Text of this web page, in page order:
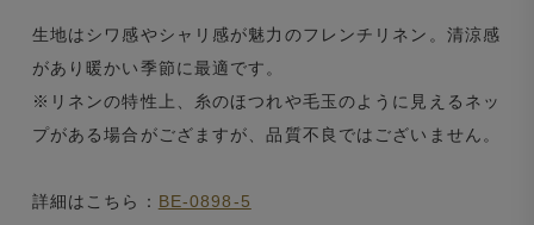
生地はシワ感やシャリ感が魅力のフレンチリネン。清涼感
があり暖かい季節に最適です。
※リネンの特性上、糸のほつれや毛玉のように見えるネッ
プがある場合がござますが、品質不良ではございません。
詳細はこちら： BE-0898-5